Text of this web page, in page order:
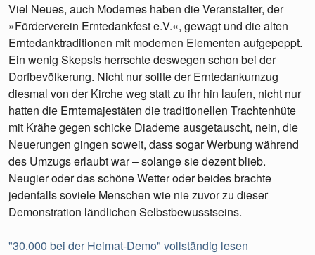
Viel Neues, auch Modernes haben die Veranstalter, der
»Förderverein Erntedankfest e.V.«, gewagt und die alten
Erntedanktraditionen mit modernen Elementen aufgepeppt.
Ein wenig Skepsis herrschte deswegen schon bei der
Dorfbevölkerung. Nicht nur sollte der Erntedankumzug
diesmal von der Kirche weg statt zu ihr hin laufen, nicht nur
hatten die Erntemajestäten die traditionellen Trachtenhüte
mit Krähe gegen schicke Diademe ausgetauscht, nein, die
Neuerungen gingen soweit, dass sogar Werbung während
des Umzugs erlaubt war – solange sie dezent blieb.
Neugier oder das schöne Wetter oder beides brachte
jedenfalls soviele Menschen wie nie zuvor zu dieser
Demonstration ländlichen Selbstbewusstseins.
"30.000 bei der Heimat-Demo" vollständig lesen